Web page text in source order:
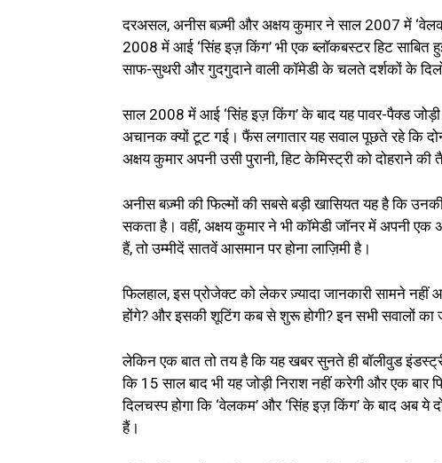
दरअसल, अनीस बज़्मी और अक्षय कुमार ने साल 2007 में
2008 में आई ‘सिंह इज़ किंग’ भी एक ब्लॉकबस्टर हिट साबित
साफ-सुथरी और गुदगुदाने वाली कॉमेडी के चलते दर्शकों के
साल 2008 में आई ‘सिंह इज़ किंग’ के बाद यह पावर-पैक्ड
अचानक क्यों टूट गई। फैंस लगातार यह सवाल पूछते रहे कि
अक्षय कुमार अपनी उसी पुरानी, हिट केमिस्ट्री को दोहराने की
अनीस बज़्मी की फिल्मों की सबसे बड़ी खासियत यह है कि
सकता है। वहीं, अक्षय कुमार ने भी कॉमेडी जॉनर में अपनी
हैं, तो उम्मीदें सातवें आसमान पर होना लाज़िमी है।
फिलहाल, इस प्रोजेक्ट को लेकर ज़्यादा जानकारी सामने नहीं
होंगे? और इसकी शूटिंग कब से शुरू होगी? इन सभी सवालों का
लेकिन एक बात तो तय है कि यह खबर सुनते ही बॉलीवुड
कि 15 साल बाद भी यह जोड़ी निराश नहीं करेगी और एक बार
दिलचस्प होगा कि ‘वेलकम’ और ‘सिंह इज़ किंग’ के बाद अब
हैं।